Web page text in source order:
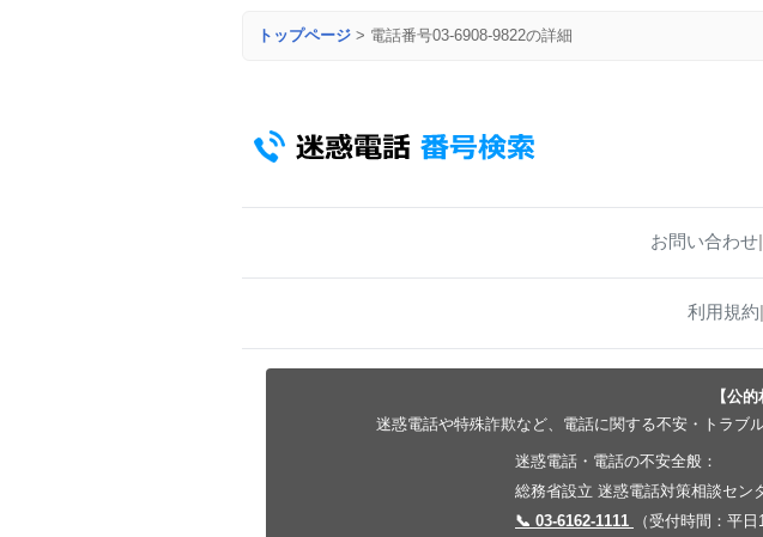
トップページ > 電話番号03-6908-9822の詳細
お問い合わせ
利用規約
【公
迷惑電話や特殊詐欺など、電話に関する不安・トラブ
迷惑電話・電話の不安全般：
総務省設立 迷惑電話対策相談セン
📞 03-6162-1111
（受付時間：平